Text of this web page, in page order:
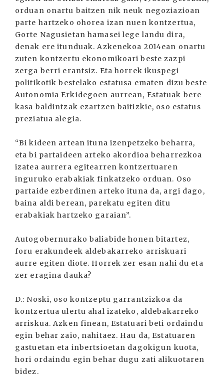
orduan onartu baitzen nik neuk negoziazioan
parte hartzeko ohorea izan nuen kontzertua,
Gorte Nagusietan hamasei lege landu dira,
denak ere itunduak. Azkenekoa 2014ean onartu
zuten kontzertu ekonomikoari beste zazpi
zerga berri erantsiz. Eta horrek ikuspegi
politikotik bestelako estatusa ematen dizu beste
Autonomia Erkidegoen aurrean, Estatuak bere
kasa baldintzak ezartzen baitizkie, oso estatus
preziatua alegia.
“Bi kideen artean ituna izenpetzeko beharra,
eta bi partaideen arteko akordioa beharrezkoa
izatea aurrera egitearren kontzertuaren
inguruko erabakiak finkatzeko orduan. Oso
partaide ezberdinen arteko ituna da, argi dago,
baina aldi berean, parekatu egiten ditu
erabakiak hartzeko garaian”.
Autogobernurako baliabide honen bitartez,
foru erakundeek aldebakarreko arriskuari
aurre egiten diote. Horrek zer esan nahi du eta
zer eragina dauka?
D.: Noski, oso kontzeptu garrantzizkoa da
kontzertua ulertu ahal izateko, aldebakarreko
arriskua. Azken finean, Estatuari beti ordaindu
egin behar zaio, nahitaez. Hau da, Estatuaren
gastuetan eta inbertsioetan dagokigun kuota,
hori ordaindu egin behar dugu zati alikuotaren
bidez.